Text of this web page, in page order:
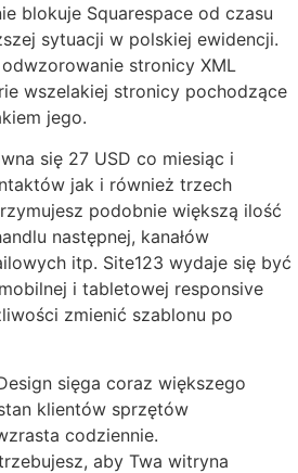
blokuje Squarespace od czasu
sytuacji w polskiej ewidencji.
stronicy XML
wszelakiej stronicy pochodzące
jego.
się 27 USD co miesiąc i
jak i również trzech
podobnie większą ilość
następnej, kanałów
itp. Site123 wydaje się być
i tabletowej responsive
zmienić szablonu po
sięga coraz większego
klientów sprzętów
codziennie.
aby Twa witryna